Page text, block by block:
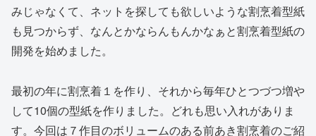
みじゃなくて、ネットを探しても欲しいような割烹着型紙
も見つからず、なんとかならんもんかなぁと割烹着型紙の
開発を始めました。
最初の年に割烹着１を作り、それから毎年ひとつづつ増や
して10個の型紙を作りました。どれも思い入れがありま
す。今回は７作目のボリュームのある前あき割烹着のご紹